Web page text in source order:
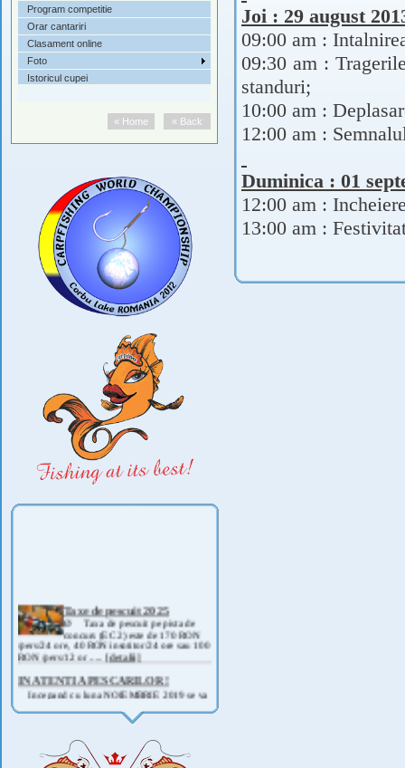
Program competitie
Orar cantariri
Clasament online
Foto
Istoricul cupei
« Back
« Home
Taxe de pescuit 2025
Ø Taxa de pescuit pe pista de
concurs (EC 2) este de 170 RON
/pers/24 ore, 40 RON insotitor/24 ore sau 100
RON /pers/12 or .....[detalii]
IN ATENTIA PESCARILOR !
Incepand cu luna NOIEMBRIE 2019 se va
deschide pescuitul la rapitor pe lacul Corbu !
AVAND IN VEDERE SITUATIA ACTUALA -
COVID 19- DIN MOTIVE DE SIGURANTA ,
Joi : 29 august
09:00 am :
09:30 am :
standuri;
10:00 am :
12:00 am :
Duminica : 01
12:00 am :
13:00 am :